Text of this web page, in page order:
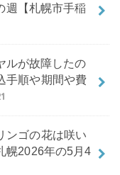
週【札幌市手稲
ルが故障したの
手順や期間や費
ンゴの花は咲い
幌2026年の5月4